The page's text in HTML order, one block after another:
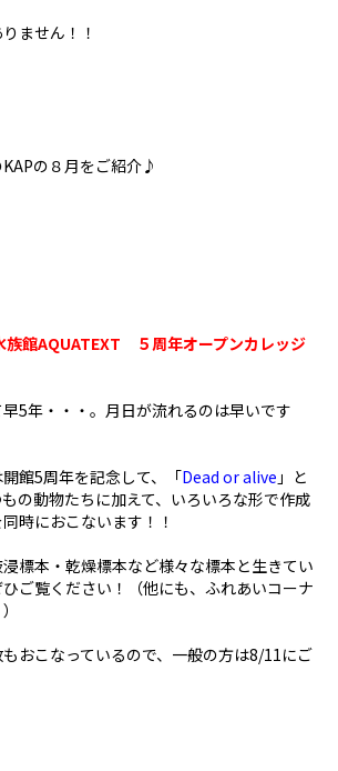
ません！！
の８月をご紹介♪
館AQUATEXT ５周年オープンカレッジ
5年・・・。月日が流れるのは早いです
館5周年を記念して、「Dead or alive 」と
の動物たちに加えて、いろいろな形で作成
時におこないます！！
標本・乾燥標本など様々な標本と生きてい
ご覧ください！（他にも、ふれあいコーナ
もおこなっているので、一般の方は8/11にご